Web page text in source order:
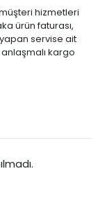
hizmetleri
ürün faturası,
servise ait
kargo